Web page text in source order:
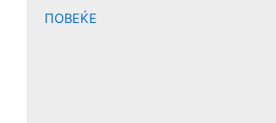
ПОВЕЌЕ